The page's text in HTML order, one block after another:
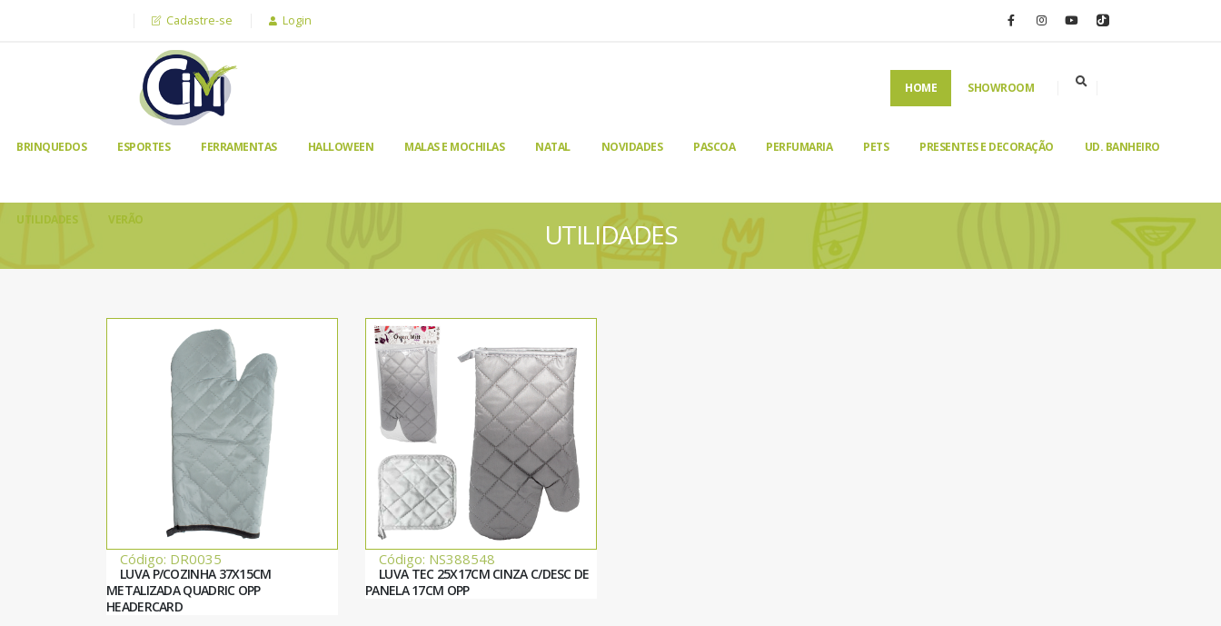
Cadastre-se Login
HOME SHOWROOM
BRINQUEDOS ESPORTES FERRAMENTAS HALLOWEEN MALAS E MOCHILAS NATAL NOVIDADES PASCOA PERFUMARIA PETS PRESENTES E DECORAÇÃO UD. BANHEIRO
UTILIDADES VERÃO UTILIDADES
Código: DR0035
LUVA P/COZINHA 37X15CM
METALIZADA QUADRIC OPP
HEADERCARD
Código: NS388548
LUVA TEC 25X17CM CINZA C/DESC DE
PANELA 17CM OPP